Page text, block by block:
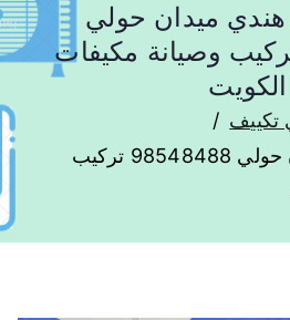
ميدان حولي
تركيب وصيانة مكيفات
الكويت
تكييف
فني تكييف هندي ميدان حولي 98548488 تركيب